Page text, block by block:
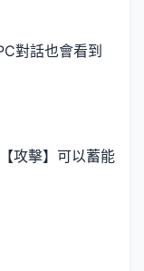
對話也會看到
攻擊】可以蓄能